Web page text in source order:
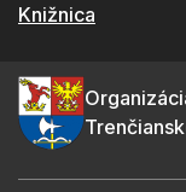
Knižnica